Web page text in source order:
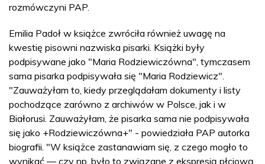
rozmówczyni PAP.
Emilia Padoł w książce zwróciła również uwagę na
kwestię pisowni nazwiska pisarki. Książki były
podpisywane jako "Maria Rodziewiczówna", tymczasem
sama pisarka podpisywała się "Maria Rodziewicz".
"Zauważyłam to, kiedy przeglądałam dokumenty i listy
pochodzące zarówno z archiwów w Polsce, jak i w
Białorusi. Zauważyłam, że pisarka sama nie podpisywała
się jako +Rodziewiczówna+" - powiedziała PAP autorka
biografii. "W książce zastanawiam się, z czego mogło to
wynikać — czy np. było to związane z ekspresją płciową,